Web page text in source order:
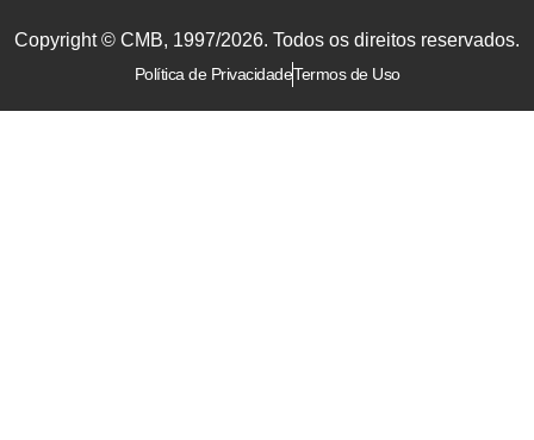
Copyright © CMB, 1997/2026. Todos os direitos reservados.
Política de PrivacidadeTermos de Uso